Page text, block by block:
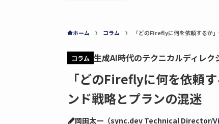
ホーム コラム 「どのFireflyに何を依頼するか
コラム 生成AI時代のテクニカルディレク
「どのFireflyに何を依頼
ンド戦略とプランの混迷
岡田太一（sync.dev Technical Director/